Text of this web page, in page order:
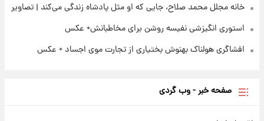
خانه مجلل محمد صلاح، جایی که او مثل پادشاه زندگی می‌کند | تصاویر
استوری انگیزشی نفیسه روشن برای مخاطبانش+ عکس
افشاگری هولناک بهنوش بختیاری از تجارت موی اجساد + عکس
صفحه خبر - وب گردی